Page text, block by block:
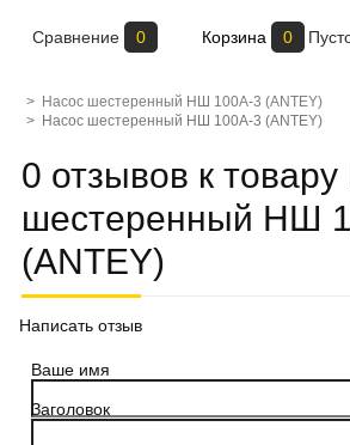
Сравнение 0 Корзина 0
> Насос шестеренный НШ 100А-3 (ANTEY)
> Насос шестеренный НШ 100А-3 (ANTEY)
0 отзывов к
шестеренный НШ
(ANTEY)
Написать отзыв
Ваше имя
Заголовок